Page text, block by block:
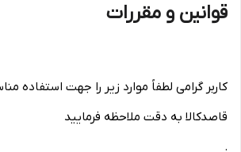
قوانین و مقررات
کاربر گرامی لطفاً موارد زیر را جهت استفاده
قاصدکالا به دقت ملاحظه فرمایید
.